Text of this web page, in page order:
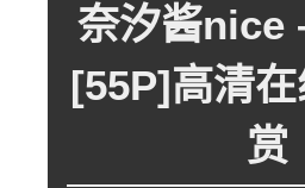
奈汐酱nice
[55P]高清
赏